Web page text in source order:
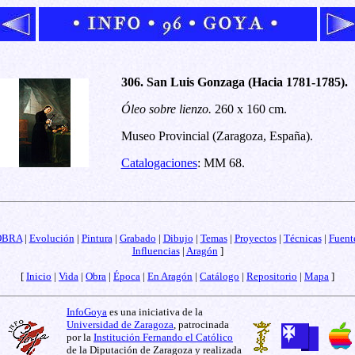
306. San Luis Gonzaga (Hacia 1781-1785).
Óleo sobre lienzo. 260 x 160 cm.
Museo Provincial (Zaragoza, España).
Catalogaciones: MM 68.
| Evolución| Pintura| Grabado | Dibujo | Temas| Proyectos| Técnicas|
Influencias| Aragón]
[ Inicio | Vida | Obra | Época | En Aragón | Catálogo | Repositorio | Mapa ]
InfoGoya es una iniciativa de la
Universidad de Zaragoza, patrocinada
por la Institución Fernando el Católico
de la Diputación de Zaragoza y realizada